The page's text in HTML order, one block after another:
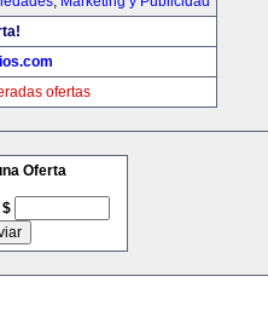
ofertas
Oferta
$